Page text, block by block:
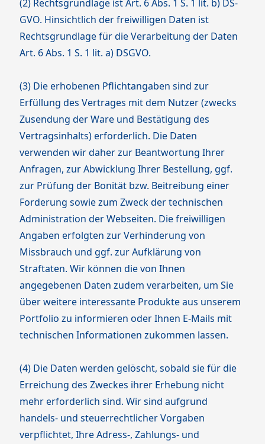
(2) Rechtsgrundlage ist Art. 6 Abs. 1 S. 1 lit. b) DS-
GVO. Hinsichtlich der freiwilligen Daten ist
Rechtsgrundlage für die Verarbeitung der Daten
Art. 6 Abs. 1 S. 1 lit. a) DSGVO.
(3) Die erhobenen Pflichtangaben sind zur
Erfüllung des Vertrages mit dem Nutzer (zwecks
Zusendung der Ware und Bestätigung des
Vertragsinhalts) erforderlich. Die Daten
verwenden wir daher zur Beantwortung Ihrer
Anfragen, zur Abwicklung Ihrer Bestellung, ggf.
zur Prüfung der Bonität bzw. Beitreibung einer
Forderung sowie zum Zweck der technischen
Administration der Webseiten. Die freiwilligen
Angaben erfolgten zur Verhinderung von
Missbrauch und ggf. zur Aufklärung von
Straftaten. Wir können die von Ihnen
angegebenen Daten zudem verarbeiten, um Sie
über weitere interessante Produkte aus unserem
Portfolio zu informieren oder Ihnen E-Mails mit
technischen Informationen zukommen lassen.
(4) Die Daten werden gelöscht, sobald sie für die
Erreichung des Zweckes ihrer Erhebung nicht
mehr erforderlich sind. Wir sind aufgrund
handels- und steuerrechtlicher Vorgaben
verpflichtet, Ihre Adress-, Zahlungs- und